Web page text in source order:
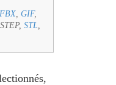
FBX, GIF,
STL,